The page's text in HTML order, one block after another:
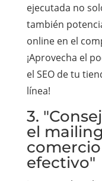
ejecutada no
también
online en el
¡Aprovecha el
el SEO de tu
línea!
3.
el
efectivo"